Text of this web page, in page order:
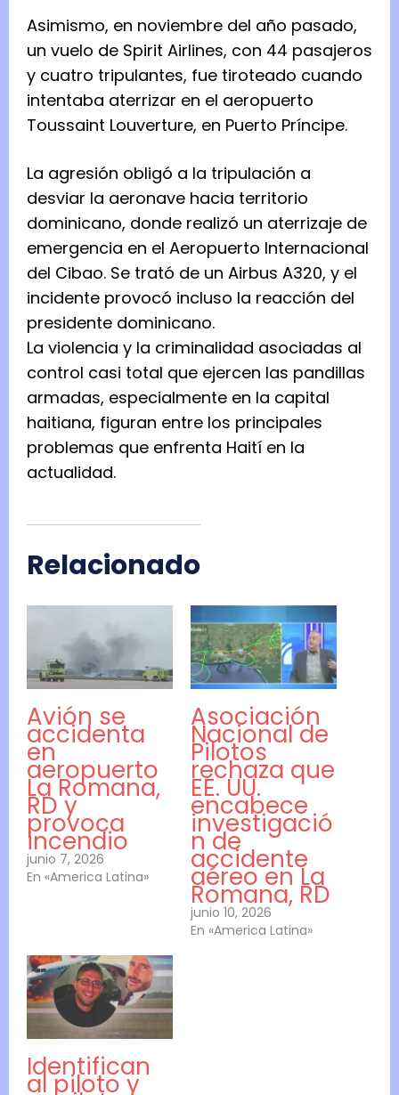
Asimismo, en noviembre del año pasado,
un vuelo de Spirit Airlines, con 44 pasajeros
y cuatro tripulantes, fue tiroteado cuando
intentaba aterrizar en el aeropuerto
Toussaint Louverture, en Puerto Príncipe.
La agresión obligó a la tripulación a
desviar la aeronave hacia territorio
dominicano, donde realizó un aterrizaje de
emergencia en el Aeropuerto Internacional
del Cibao. Se trató de un Airbus A320, y el
incidente provocó incluso la reacción del
presidente dominicano.
La violencia y la criminalidad asociadas al
control casi total que ejercen las pandillas
armadas, especialmente en la capital
haitiana, figuran entre los principales
problemas que enfrenta Haití en la
actualidad.
Relacionado
Avión se
accidenta
en
aeropuerto
La Romana,
RD y
provoca
incendio
junio 7, 2026
En «America Latina»
Asociación
Nacional de
Pilotos
rechaza que
EE. UU.
encabece
investigació
n de
accidente
aéreo en La
Romana, RD
junio 10, 2026
En «America Latina»
Identifican
al piloto y